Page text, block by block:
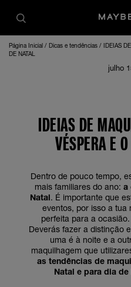
Página Inicial Dicas e tendências
IDEIAS
DE NATAL
julho
IDEIAS DE
VÉSPERA E
Dentro de pouco tempo,
mais familiares do ano: a
Natal. É importante que
eventos, por isso a tua
perfeita para a
Deverás fazer a distinção
uma é à noite e a
maquilhagem que
as tendências de
Natal e para dia de